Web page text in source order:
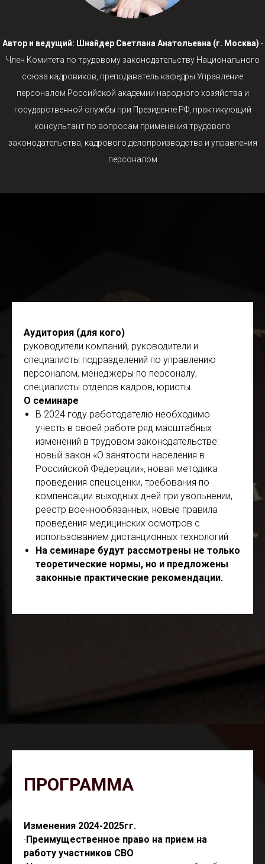
Автор и ведущий: Шнайдер Светлана Анатольевна (г. Москва) -
Член Комитета по трудовому законодательству Национального
союза кадровиков, преподаватель кафедры Управление
персоналом Российской академии народного хозяйства и
государственной службы при Президенте РФ, практикующий
консультант по вопросам применения трудового
законодательства, кадрового делопроизводства и управления
персоналом
Аудитория (для кого)
руководители компаний, руководители и
специалисты подразделений по управлению
персоналом, менеджеры по персоналу,
специалисты отделов кадров, юристы.
О семинаре
В 2024 году работодателю необходимо
учесть в своей работе ряд масштабных
изменений в трудовом законодательстве:
новый закон «О занятости населения в
Российской Федерации», новая методика
проведения спецоценки, требования по
компенсации выходных дней при увольнении,
реестр военнообязанных, новые правила
проведения медицинских осмотров с
использованием дистанционных технологий
На семинаре будут рассмотрены не только
теоретические нормы, но и предложены
законные практические рекомендации.
ПРОГРАММА
Изменения 2024-2025гг.
·Преимущественное право на прием на
работу участников СВО